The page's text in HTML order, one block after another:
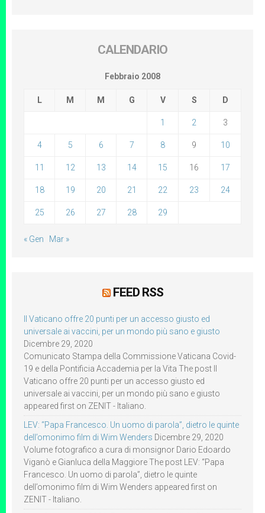
CALENDARIO
Febbraio 2008
L M M G V S D
1 2 3
4 5 6 7 8 9 10
11 12 13 14 15 16 17
18 19 20 21 22 23 24
25 26 27 28 29
« Gen Mar »
FEED RSS
Il Vaticano offre 20 punti per un accesso giusto ed
universale ai vaccini, per un mondo più sano e giusto
Dicembre 29, 2020
Comunicato Stampa della Commissione Vaticana Covid-
19 e della Pontificia Accademia per la Vita The post Il
Vaticano offre 20 punti per un accesso giusto ed
universale ai vaccini, per un mondo più sano e giusto
appeared first on ZENIT - Italiano.
LEV: “Papa Francesco. Un uomo di parola”, dietro le quinte
dell’omonimo film di Wim Wenders Dicembre 29, 2020
Volume fotografico a cura di monsignor Dario Edoardo
Viganò e Gianluca della Maggiore The post LEV: “Papa
Francesco. Un uomo di parola”, dietro le quinte
dell’omonimo film di Wim Wenders appeared first on
ZENIT - Italiano.